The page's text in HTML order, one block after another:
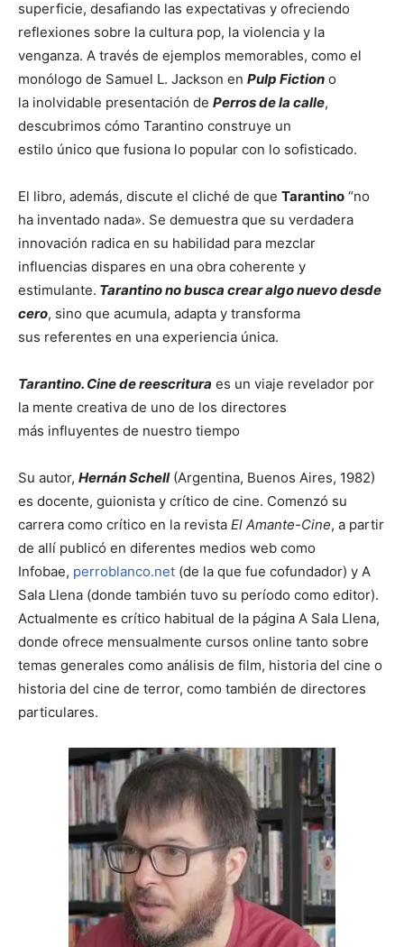
superficie, desafiando las expectativas y ofreciendo
reflexiones sobre la cultura pop, la violencia y la
venganza. A través de ejemplos memorables, como el
monólogo de Samuel L. Jackson en Pulp Fiction o
la inolvidable presentación de Perros de la calle,
descubrimos cómo Tarantino construye un
estilo único que fusiona lo popular con lo sofisticado.
El libro, además, discute el cliché de que Tarantino “no
ha inventado nada». Se demuestra que su verdadera
innovación radica en su habilidad para mezclar
influencias dispares en una obra coherente y
estimulante. Tarantino no busca crear algo nuevo desde
cero, sino que acumula, adapta y transforma
sus referentes en una experiencia única.
Tarantino. Cine de reescritura es un viaje revelador por
la mente creativa de uno de los directores
más influyentes de nuestro tiempo
Su autor, Hernán Schell (Argentina, Buenos Aires, 1982)
es docente, guionista y crítico de cine. Comenzó su
carrera como crítico en la revista El Amante-Cine, a partir
de allí publicó en diferentes medios web como
Infobae, perroblanco.net (de la que fue cofundador) y A
Sala Llena (donde también tuvo su período como editor).
Actualmente es crítico habitual de la página A Sala Llena,
donde ofrece mensualmente cursos online tanto sobre
temas generales como análisis de film, historia del cine o
historia del cine de terror, como también de directores
particulares.